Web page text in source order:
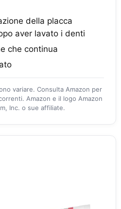
della placca
aver lavato i denti
che continua
variare. Consulta Amazon per
Amazon e il logo Amazon
Inc. o sue affiliate.